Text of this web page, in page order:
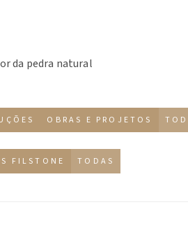
da pedra natural
OBRAS E PROJETOS
FILSTONE TODAS